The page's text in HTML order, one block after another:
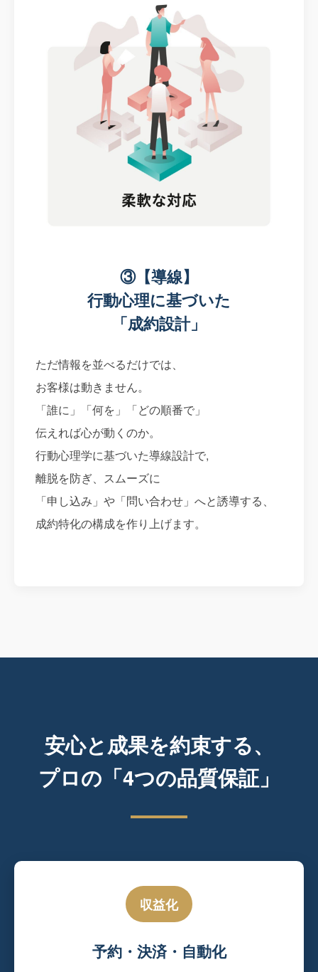
③【導線】
行動心理に基づいた
「成約設計」
ただ情報を並べるだけでは、
お客様は動きません。
「誰に」「何を」「どの順番で」
伝えれば心が動くのか。
行動心理学に基づいた導線設計で,
離脱を防ぎ、スムーズに
「申し込み」や「問い合わせ」へと誘導する、
成約特化の構成を作り上げます。
安心と成果を約束する、
プロの「4つの品質保証」
収益化
予約・決済・自動化